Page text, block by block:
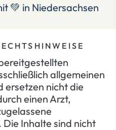
💚 in Niedersachsen
allgemeinen
ersetzen nicht die
einen Arzt,
Inhalte sind nicht